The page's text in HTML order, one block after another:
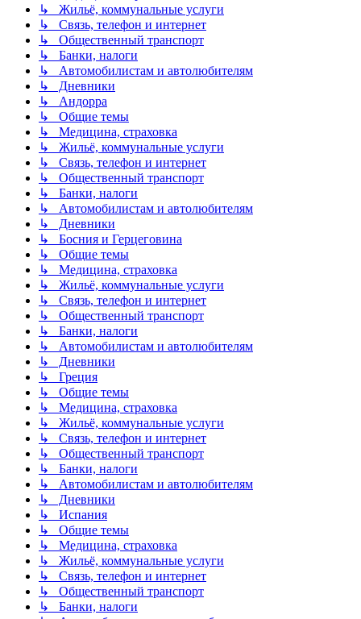
↳ Жильё, коммунальные услуги
↳ Связь, телефон и интернет
↳ Общественный транспорт
↳ Банки, налоги
↳ Автомобилистам и автолюбителям
↳ Дневники
↳ Андорра
↳ Общие темы
↳ Медицина, страховка
↳ Жильё, коммунальные услуги
↳ Связь, телефон и интернет
↳ Общественный транспорт
↳ Банки, налоги
↳ Автомобилистам и автолюбителям
↳ Дневники
↳ Босния и Герцеговина
↳ Общие темы
↳ Медицина, страховка
↳ Жильё, коммунальные услуги
↳ Связь, телефон и интернет
↳ Общественный транспорт
↳ Банки, налоги
↳ Автомобилистам и автолюбителям
↳ Дневники
↳ Греция
↳ Общие темы
↳ Медицина, страховка
↳ Жильё, коммунальные услуги
↳ Связь, телефон и интернет
↳ Общественный транспорт
↳ Банки, налоги
↳ Автомобилистам и автолюбителям
↳ Дневники
↳ Испания
↳ Общие темы
↳ Медицина, страховка
↳ Жильё, коммунальные услуги
↳ Связь, телефон и интернет
↳ Общественный транспорт
↳ Банки, налоги